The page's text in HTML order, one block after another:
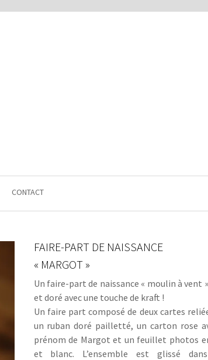
CONTACT
FAIRE-PART DE NAISSANCE
« MARGOT »
Un faire-part de naissance « moulin à vent
et doré avec une touche de kraft !
Un faire part composé de deux cartes
un ruban doré pailletté, un carton rose
prénom de Margot et un feuillet photos
et blanc. L’ensemble est glissé